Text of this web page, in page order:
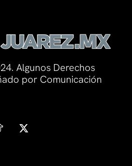
Algunos Derechos
por Comunicación